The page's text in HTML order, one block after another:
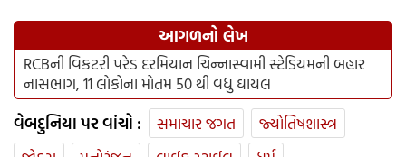
આગળનો લેખ
RCBની વિકટરી પરેડ દરમિયાન ચિન્નાસ્વામી સ્ટેડિયમની બહાર
નાસભાગ, 11 લોકોના મોતમ 50 થી વધુ ઘાયલ
વેબદુનિયા પર વાંચો : સમાચાર જગત
જ્યોતિષશાસ્ત્ર